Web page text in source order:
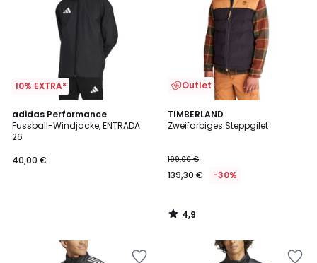
10% EXTRA*
adidas Performance
Fussball-Windjacke, ENTRADA
26
40,00 €
Outlet
TIMBERLAND
Zweifarbiges Steppgilet
199,00 €
139,30 € -30%
4,9
/ 5
4,9
/